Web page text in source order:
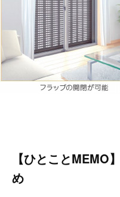
【ひとことMEMO
め